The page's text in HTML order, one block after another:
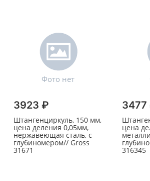
3923 ₽
Штангенциркуль, 150 мм,
цена деления 0,05мм,
нержавеющая сталь, с
глубиномером// Gross
31671
3477
цена
316345